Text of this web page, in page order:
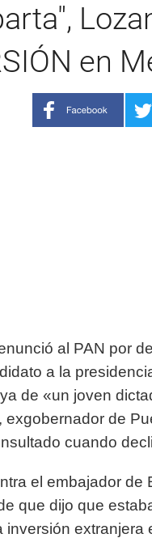
en
al PAN por
a la
de «un joven
de
cuando
el embajador de
que dijo que
extranjera